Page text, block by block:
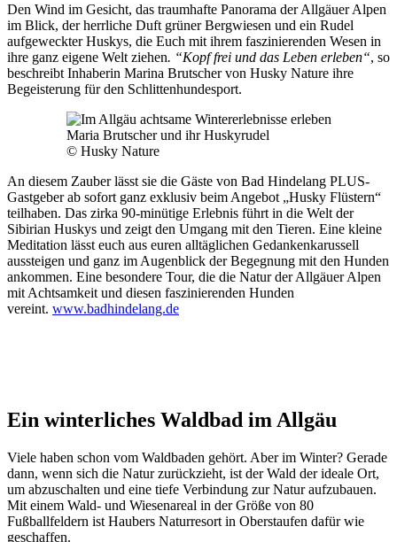
Den Wind im Gesicht, das traumhafte Panorama der Allgäuer Alpen
im Blick, der herrliche Duft grüner Bergwiesen und ein Rudel
aufgeweckter Huskys, die Euch mit ihrem faszinierenden Wesen in
ihre ganz eigene Welt ziehen. “Kopf frei und das Leben erleben“, so
beschreibt Inhaberin Marina Brutscher von Husky Nature ihre
Begeisterung für den Schlittenhundesport.
Maria Brutscher und ihr Huskyrudel
© Husky Nature
An diesem Zauber lässt sie die Gäste von Bad Hindelang PLUS-
Gastgeber ab sofort ganz exklusiv beim Angebot „Husky Flüstern“
teilhaben. Das zirka 90-minütige Erlebnis führt in die Welt der
Sibirian Huskys und zeigt den Umgang mit den Tieren. Eine kleine
Meditation lässt euch aus euren alltäglichen Gedankenkarussell
aussteigen und ganz im Augenblick der Begegnung mit den Hunden
ankommen. Eine besondere Tour, die die Natur der Allgäuer Alpen
mit Achtsamkeit und diesen faszinierenden Hunden
vereint. www.badhindelang.de
Ein winterliches Waldbad im Allgäu
Viele haben schon vom Waldbaden gehört. Aber im Winter? Gerade
dann, wenn sich die Natur zurückzieht, ist der Wald der ideale Ort,
um abzuschalten und eine tiefe Verbindung zur Natur aufzubauen.
Mit einem Wald- und Wiesenareal in der Größe von 80
Fußballfeldern ist Haubers Naturresort in Oberstaufen dafür wie
geschaffen.